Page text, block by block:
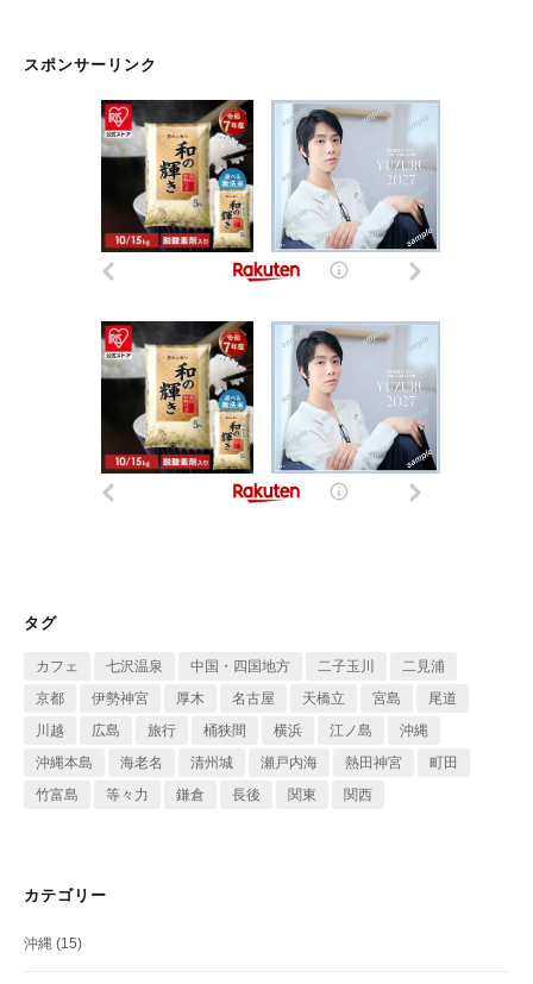
スポンサーリンク
タグ
カフェ 七沢温泉 中国・四国地方 二子玉川 二見浦
京都 伊勢神宮 厚木 名古屋 天橋立 宮島 尾道
川越 広島 旅行 桶狭間 横浜 江ノ島 沖縄
沖縄本島 海老名 清州城 瀬戸内海 熱田神宮 町田
竹富島 等々力 鎌倉 長後 関東 関西
カテゴリー
沖縄 (15)